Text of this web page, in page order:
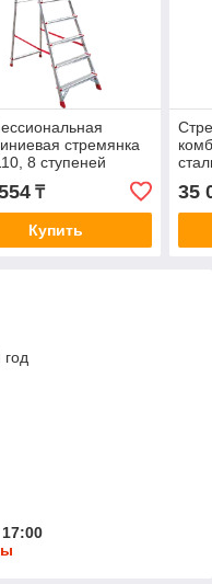
стремянка
8 ступеней
₸
Купить
35